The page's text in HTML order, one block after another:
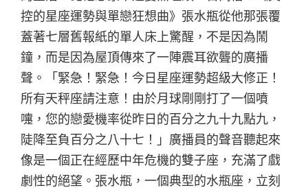
控的星座運勢與單戀狂想曲》張水瓶從他那張覆
蓋著七層舊報紙的單人床上驚醒，不是因為鬧
鐘，而是因為屋頂傳來了一陣震耳欲聾的廣播
聲。「緊急！緊急！今日星座運勢超級大修正！
所有天秤座請注意！由於月球剛剛打了一個噴
嚏，您的戀愛機率從昨日的百分之九十九點九，
陡降至負百分之八十七！」廣播員的聲音聽起來
像是一個正在經歷中年危機的雙子座，充滿了戲
劇性的絕望。張水瓶，一個典型的水瓶座，立刻